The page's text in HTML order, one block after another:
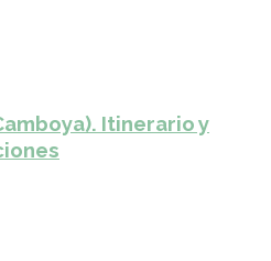
Itinerario y